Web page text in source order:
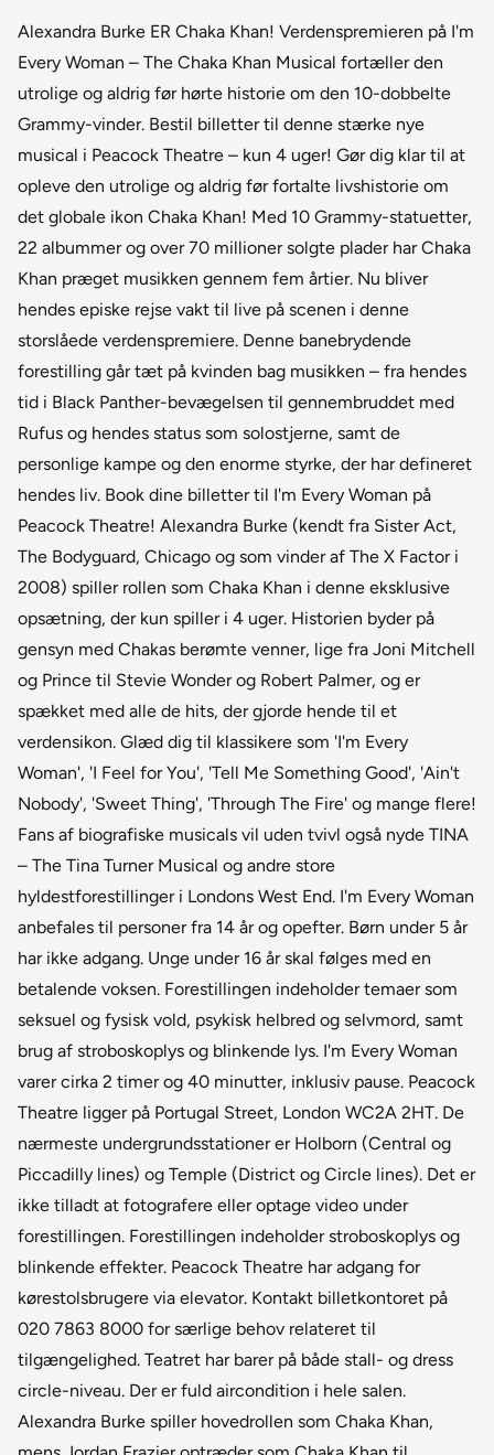
Alexandra Burke ER Chaka Khan! Verdenspremieren på I'm
Every Woman – The Chaka Khan Musical fortæller den
utrolige og aldrig før hørte historie om den 10-dobbelte
Grammy-vinder. Bestil billetter til denne stærke nye
musical i Peacock Theatre – kun 4 uger! Gør dig klar til at
opleve den utrolige og aldrig før fortalte livshistorie om
det globale ikon Chaka Khan! Med 10 Grammy-statuetter,
22 albummer og over 70 millioner solgte plader har Chaka
Khan præget musikken gennem fem årtier. Nu bliver
hendes episke rejse vakt til live på scenen i denne
storslåede verdenspremiere. Denne banebrydende
forestilling går tæt på kvinden bag musikken – fra hendes
tid i Black Panther-bevægelsen til gennembruddet med
Rufus og hendes status som solostjerne, samt de
personlige kampe og den enorme styrke, der har defineret
hendes liv. Book dine billetter til I'm Every Woman på
Peacock Theatre! Alexandra Burke (kendt fra Sister Act,
The Bodyguard, Chicago og som vinder af The X Factor i
2008) spiller rollen som Chaka Khan i denne eksklusive
opsætning, der kun spiller i 4 uger. Historien byder på
gensyn med Chakas berømte venner, lige fra Joni Mitchell
og Prince til Stevie Wonder og Robert Palmer, og er
spækket med alle de hits, der gjorde hende til et
verdensikon. Glæd dig til klassikere som 'I'm Every
Woman', 'I Feel for You', 'Tell Me Something Good', 'Ain't
Nobody', 'Sweet Thing', 'Through The Fire' og mange flere!
Fans af biografiske musicals vil uden tvivl også nyde TINA
– The Tina Turner Musical og andre store
hyldestforestillinger i Londons West End. I'm Every Woman
anbefales til personer fra 14 år og opefter. Børn under 5 år
har ikke adgang. Unge under 16 år skal følges med en
betalende voksen. Forestillingen indeholder temaer som
seksuel og fysisk vold, psykisk helbred og selvmord, samt
brug af stroboskoplys og blinkende lys. I'm Every Woman
varer cirka 2 timer og 40 minutter, inklusiv pause. Peacock
Theatre ligger på Portugal Street, London WC2A 2HT. De
nærmeste undergrundsstationer er Holborn (Central og
Piccadilly lines) og Temple (District og Circle lines). Det er
ikke tilladt at fotografere eller optage video under
forestillingen. Forestillingen indeholder stroboskoplys og
blinkende effekter. Peacock Theatre har adgang for
kørestolsbrugere via elevator. Kontakt billetkontoret på
020 7863 8000 for særlige behov relateret til
tilgængelighed. Teatret har barer på både stall- og dress
circle-niveau. Der er fuld aircondition i hele salen.
Alexandra Burke spiller hovedrollen som Chaka Khan,